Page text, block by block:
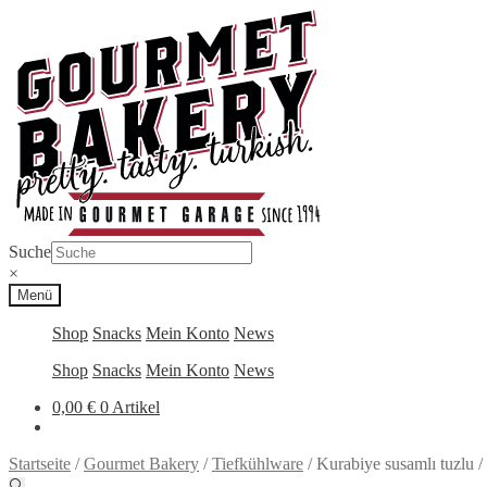
springen
springen
Suche
×
Menü
Shop Snacks Mein Konto News
Shop Snacks Mein Konto News
0,00 € 0 Artikel
Startseite /Gourmet Bakery /Tiefkühlware /Kurabiye susamlı tuzlu